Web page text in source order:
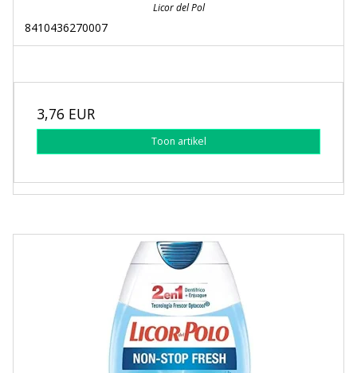
Licor del Pol
8410436270007
3,76 EUR
Toon artikel